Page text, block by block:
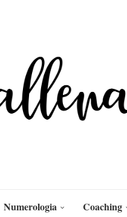
Numerologia Coaching